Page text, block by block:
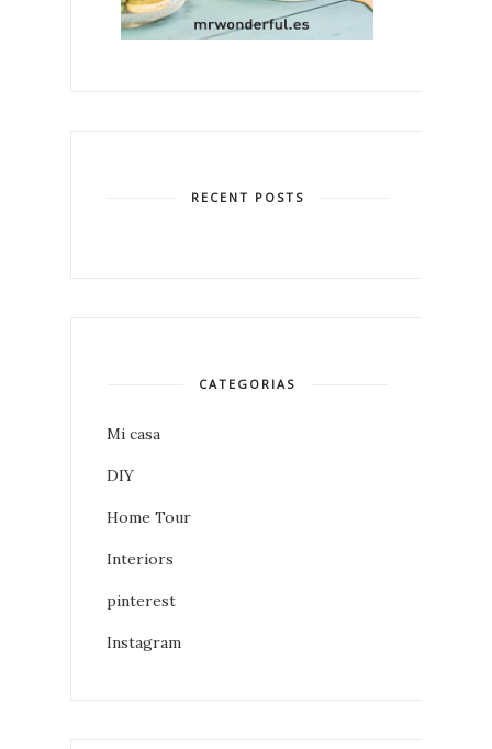
RECENT POSTS
CATEGORIAS
Mi casa
DIY
Home Tour
Interiors
pinterest
Instagram